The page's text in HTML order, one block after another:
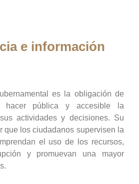
e información
es la obligación de
hacer pública y accesible la
actividades y decisiones. Su
que los ciudadanos supervisen la
el uso de los recursos,
y promuevan una mayor